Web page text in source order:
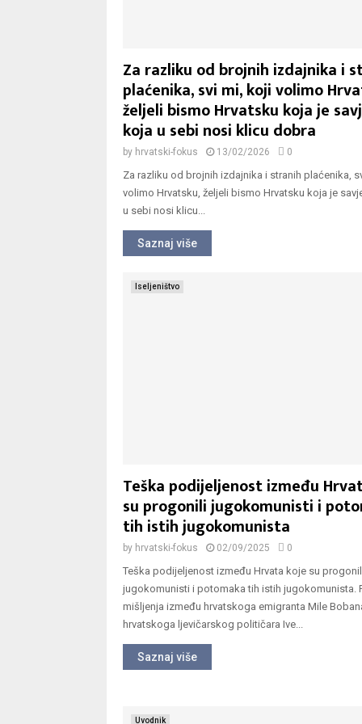
Za razliku od brojnih izdajnika i
plaćenika, svi mi, koji volimo
željeli bismo Hrvatsku koja je
koja u sebi nosi klicu dobra
by hrvatski-fokus 13/02/2026 0
Za razliku od brojnih izdajnika i stranih plaćenika,
volimo Hrvatsku, željeli bismo Hrvatsku koja je
u sebi nosi klicu...
Saznaj više
Iseljeništvo
Teška podijeljenost između
su progonili jugokomunisti i
tih istih jugokomunista
by hrvatski-fokus 02/09/2025 0
Teška podijeljenost između Hrvata koje su
jugokomunisti i potomaka tih istih jugokomunista.
mišljenja između hrvatskoga emigranta Mile
hrvatskoga ljevičarskog političara Ive...
Saznaj više
Uvodnik